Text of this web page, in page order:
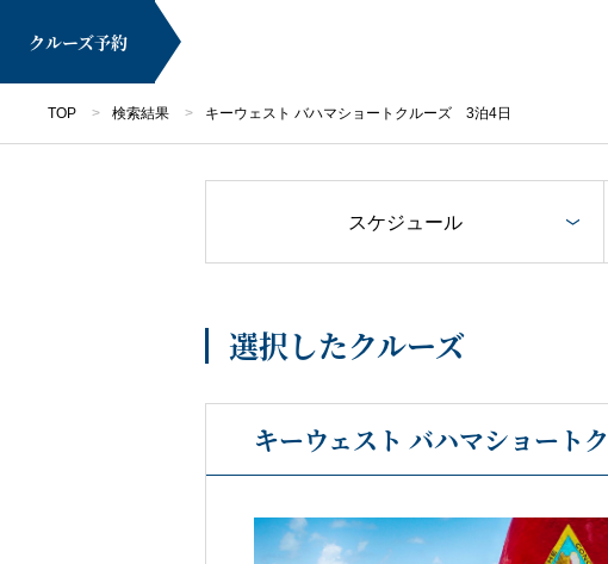
クルーズ予約
TOP 検索結果 キーウェスト バハマショートクルーズ 3泊4日
スケジュール
選択したクルーズ
キーウェスト バハマショート